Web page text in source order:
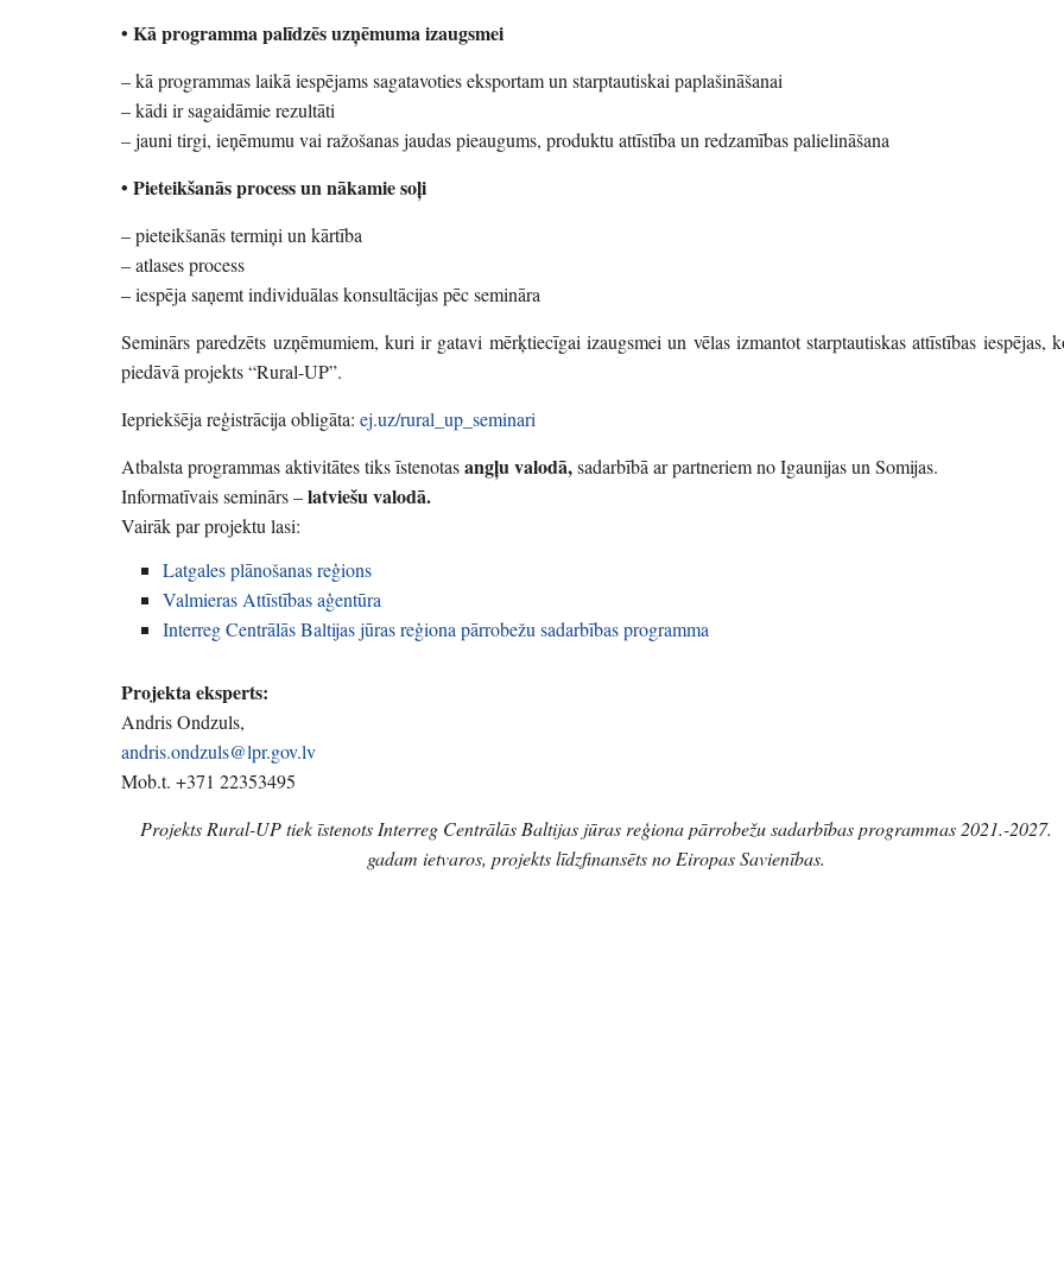
• Kā programma palīdzēs uzņēmuma izaugsmei
– kā programmas laikā iespējams sagatavoties eksportam un starptautiskai paplašināšanai
– kādi ir sagaidāmie rezultāti
– jauni tirgi, ieņēmumu vai ražošanas jaudas pieaugums, produktu attīstība un redzamības palielināšana
• Pieteikšanās process un nākamie soļi
– pieteikšanās termiņi un kārtība
– atlases process
– iespēja saņemt individuālas konsultācijas pēc semināra
Seminārs paredzēts uzņēmumiem, kuri ir gatavi mērķtiecīgai izaugsmei un vēlas izmantot starptautiskas attīstības iespējas,
piedāvā projekts “Rural-UP”.
Iepriekšēja reģistrācija obligāta: ej.uz/rural_up_seminari
Atbalsta programmas aktivitātes tiks īstenotasangļu valodā,sadarbībā ar partneriem no Igaunijas un Somijas.
Informatīvais seminārs –latviešu valodā.
Vairāk par projektu lasi:
Latgales plānošanas reģions
Valmieras Attīstības aģentūra
Interreg Centrālās Baltijas jūras reģiona pārrobežu sadarbības programma
Projekta eksperts:
Andris Ondzuls,
andris.ondzuls@lpr.gov.lv
Mob.t. +371 22353495
Projekts Rural-UP tiek īstenots Interreg Centrālās Baltijas jūras reģiona pārrobežu sadarbības programmas 2021.-2027.
gadam ietvaros, projekts līdzfinansēts no Eiropas Savienības.